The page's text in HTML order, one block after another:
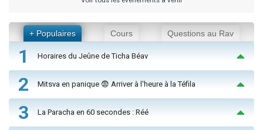
+ Populaires Cours Questions au Rav
1 Horaires du Jeûne de Ticha Béav
2 Mitsva en panique 😨 Arriver à l'heure à la Téfila
3 La Paracha en 60 secondes : Réé